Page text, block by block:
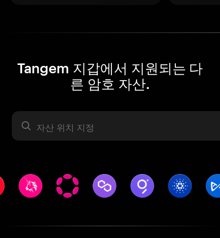
Tangem 지갑에서 지원되는 다
른 암호 자산.
자산 라벨